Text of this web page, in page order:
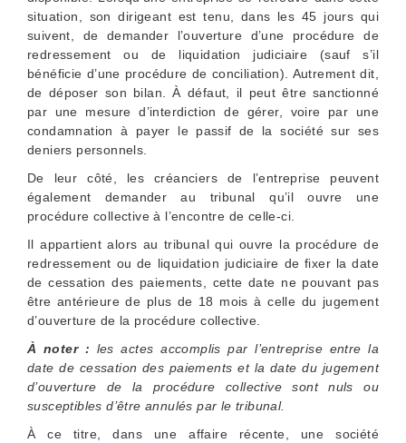
situation, son dirigeant est tenu, dans les 45 jours qui
suivent, de demander l’ouverture d’une procédure de
redressement ou de liquidation judiciaire (sauf s’il
bénéficie d’une procédure de conciliation). Autrement dit,
de déposer son bilan. À défaut, il peut être sanctionné
par une mesure d’interdiction de gérer, voire par une
condamnation à payer le passif de la société sur ses
deniers personnels.
De leur côté, les créanciers de l’entreprise peuvent
également demander au tribunal qu’il ouvre une
procédure collective à l’encontre de celle-ci.
Il appartient alors au tribunal qui ouvre la procédure de
redressement ou de liquidation judiciaire de fixer la date
de cessation des paiements, cette date ne pouvant pas
être antérieure de plus de 18 mois à celle du jugement
d’ouverture de la procédure collective.
À noter : les actes accomplis par l’entreprise entre la
date de cessation des paiements et la date du jugement
d’ouverture de la procédure collective sont nuls ou
susceptibles d’être annulés par le tribunal.
À ce titre, dans une affaire récente, une société